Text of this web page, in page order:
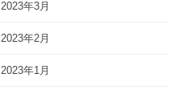
2023年3月
2023年2月
2023年1月